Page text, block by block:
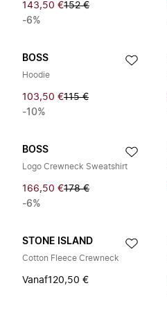
143,50 €152 €
-6%
BOSS
Hoodie
103,50 €115 €
-10%
BOSS
Logo Crewneck Sweatshirt
166,50 €178 €
-6%
STONE ISLAND
Cotton Fleece Crewneck
Vanaf120,50 €